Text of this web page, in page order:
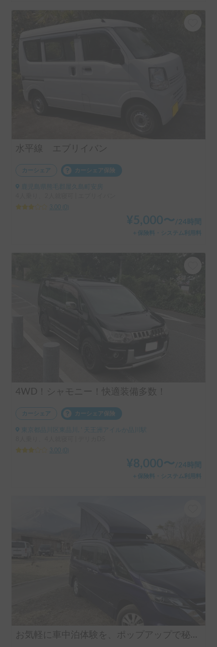
水平線 エブリイバン
カーシェア カーシェア保険
鹿児島県熊毛郡屋久島町安房
3.00
¥5,000〜/24時間
＋保険料・システム利用料
4WD！シャモニー！快適装備多数！
カーシェア カーシェア保険
東京都品川区東品川, ' 天王洲アイルか品川駅
3.00
¥8,000〜/24時間
＋保険料・システム利用料
お気軽に車中泊体験を、ポップアップで秘密基地気分「セレナP-SV」